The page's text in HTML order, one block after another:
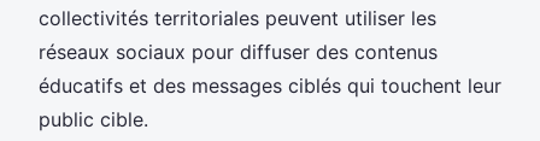
collectivités territoriales peuvent utiliser les
réseaux sociaux pour diffuser des contenus
éducatifs et des messages ciblés qui touchent leur
public cible.